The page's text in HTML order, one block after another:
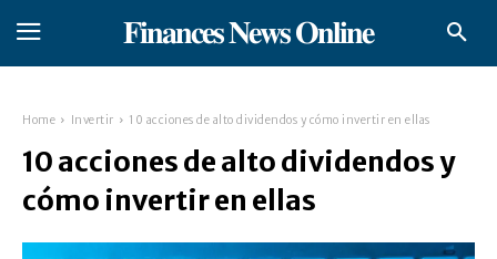
𝐅𝐢𝐧𝐚𝐧𝐜𝐞𝐬 𝐍𝐞𝐰𝐬 𝐎𝐧𝐥𝐢𝐧𝐞
Home Invertir 10 acciones de alto dividendos y cómo invertir en ellas
10 acciones de alto dividendos y
cómo invertir en ellas